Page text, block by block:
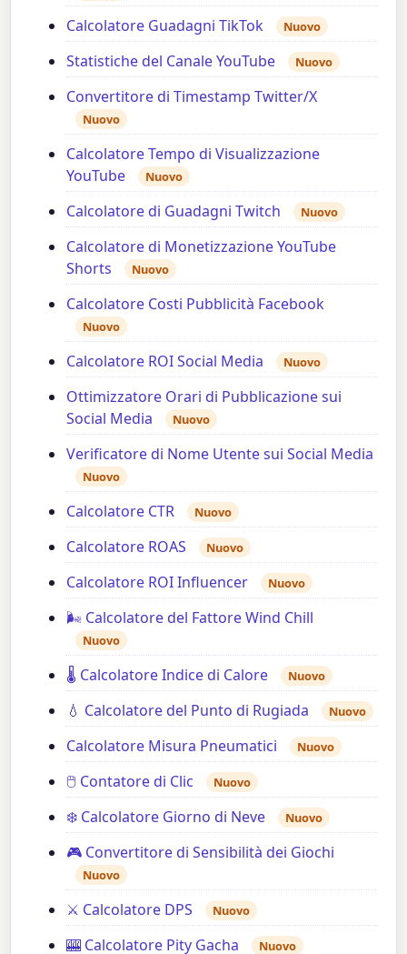
Calcolatore Guadagni TikTok Nuovo
Statistiche del Canale YouTube Nuovo
Convertitore di Timestamp Twitter/X
Nuovo
Calcolatore Tempo di Visualizzazione
YouTube
Nuovo
Calcolatore di Guadagni Twitch Nuovo
Calcolatore di Monetizzazione YouTube
Shorts
Nuovo
Calcolatore Costi Pubblicità Facebook
Nuovo
Calcolatore ROI Social Media Nuovo
Ottimizzatore Orari di Pubblicazione sui
Social Media
Nuovo
Verificatore di Nome Utente sui Social Media
Nuovo
Calcolatore CTR Nuovo
Calcolatore ROAS Nuovo
Calcolatore ROI Influencer Nuovo
🌬️ Calcolatore del Fattore Wind Chill
Nuovo
🌡️ Calcolatore Indice di Calore Nuovo
💧 Calcolatore del Punto di Rugiada Nuovo
Calcolatore Misura Pneumatici Nuovo
🖱️ Contatore di Clic Nuovo
❄️ Calcolatore Giorno di Neve Nuovo
🎮 Convertitore di Sensibilità dei Giochi
Nuovo
⚔️ Calcolatore DPS Nuovo
🎰 Calcolatore Pity Gacha Nuovo